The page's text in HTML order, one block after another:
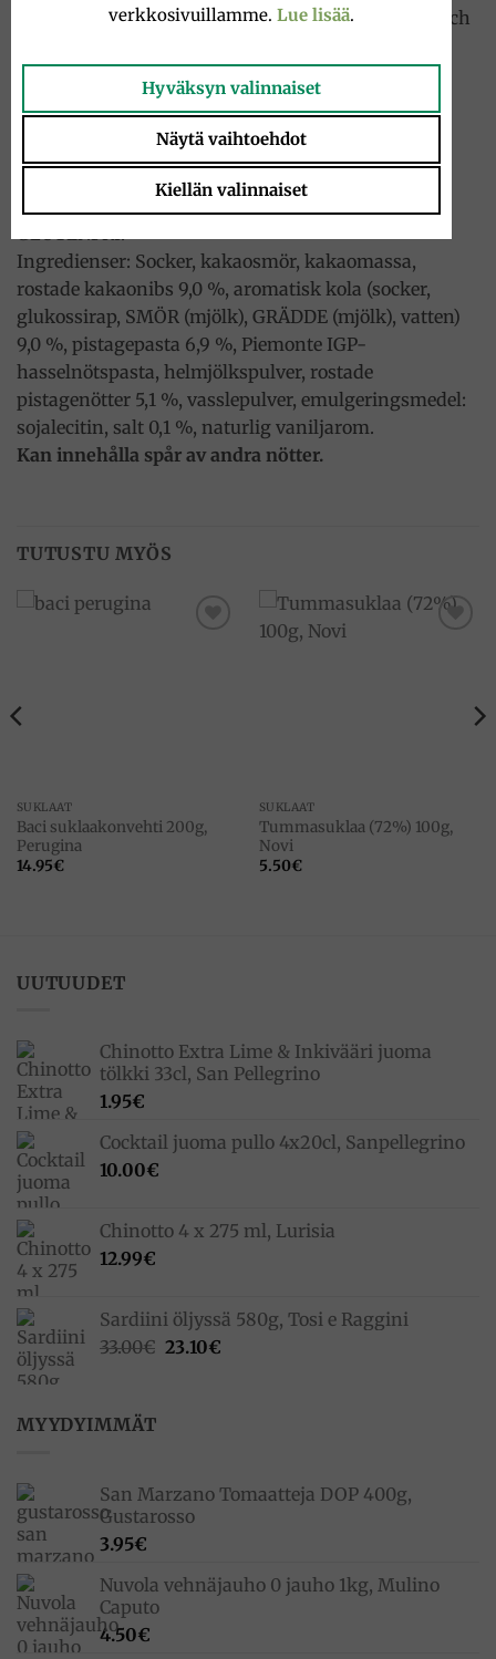
kakaonibs från Sydamerika. En lek av kontraster och
Medelhavets gröna guld.
Ingredienser:
PRALIN MED PISTAGEPASTA, ROSTADE
PISTAGENÖTTER OCH SALT, TÄCKT MED
GLUTENFRI.
Ingredienser: Socker, kakaosmör, kakaomassa,
rostade kakaonibs 9,0 %, aromatisk kola (socker,
glukossirap, SMÖR (mjölk), GRÄDDE (mjölk), vatten)
9,0 %, pistagepasta 6,9 %, Piemonte IGP-
hasselnötspasta, helmjölkspulver, rostade
pistagenötter 5,1 %, vasslepulver, emulgeringsmedel:
sojalecitin, salt 0,1 %, naturlig vaniljarom.
Kan innehålla spår av andra nötter.
TUTUSTU MYÖS
SUKLAAT
Baci suklaakonvehti 200g,
Perugina
14.95€
SUKLAAT
Tummasuklaa (72%) 100g,
Novi
5.50€
UUTUUDET
Chinotto Extra Lime & Inkivääri juoma
tölkki 33cl, San Pellegrino
1.95€
Cocktail juoma pullo 4x20cl, Sanpellegrino
10.00€
Chinotto 4 x 275 ml, Lurisia
12.99€
Sardiini öljyssä 580g, Tosi e Raggini
33.00€ Alkuperäinen
23.10€Nykyinen
MYYDYIMMÄT
San Marzano Tomaatteja DOP 400g,
Gustarosso
3.95€
Nuvola vehnäjauho 0 jauho 1kg, Mulino
Caputo
4.50€
verkkosivuillamme. Lue lisää.
Hyväksyn valinnaiset
Näytä vaihtoehdot
Kiellän valinnaiset